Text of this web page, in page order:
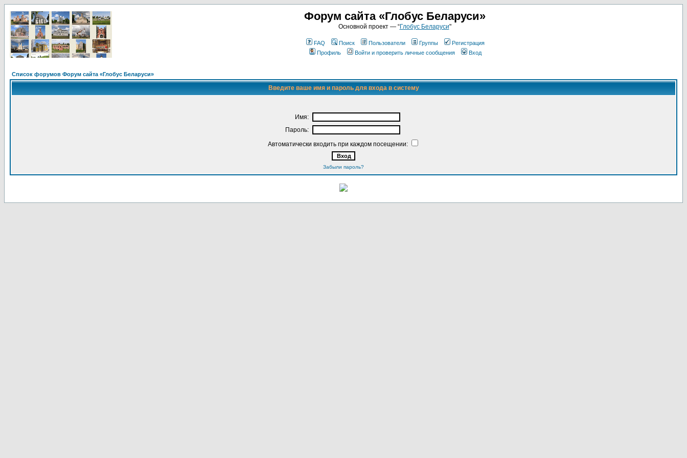
Форум сайта «Глобус Беларуси»
Основной проект — “Глобус Беларуси"
FAQ Поиск Пользователи Группы
Регистрация
Профиль
Войти и проверить личные сообщения Вход
Список форумов Форум сайта «Глобус Беларуси»
Введите ваше имя и пароль для входа в систему
Имя:
Пароль:
Автоматически входить при каждом посещении:
Забыли пароль?